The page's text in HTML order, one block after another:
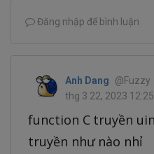
Đăng nhập để bình luận
Anh Dang
@Fuzzy
thg 3 22, 2023 12:25
function C truyền
truyền như nào nhỉ